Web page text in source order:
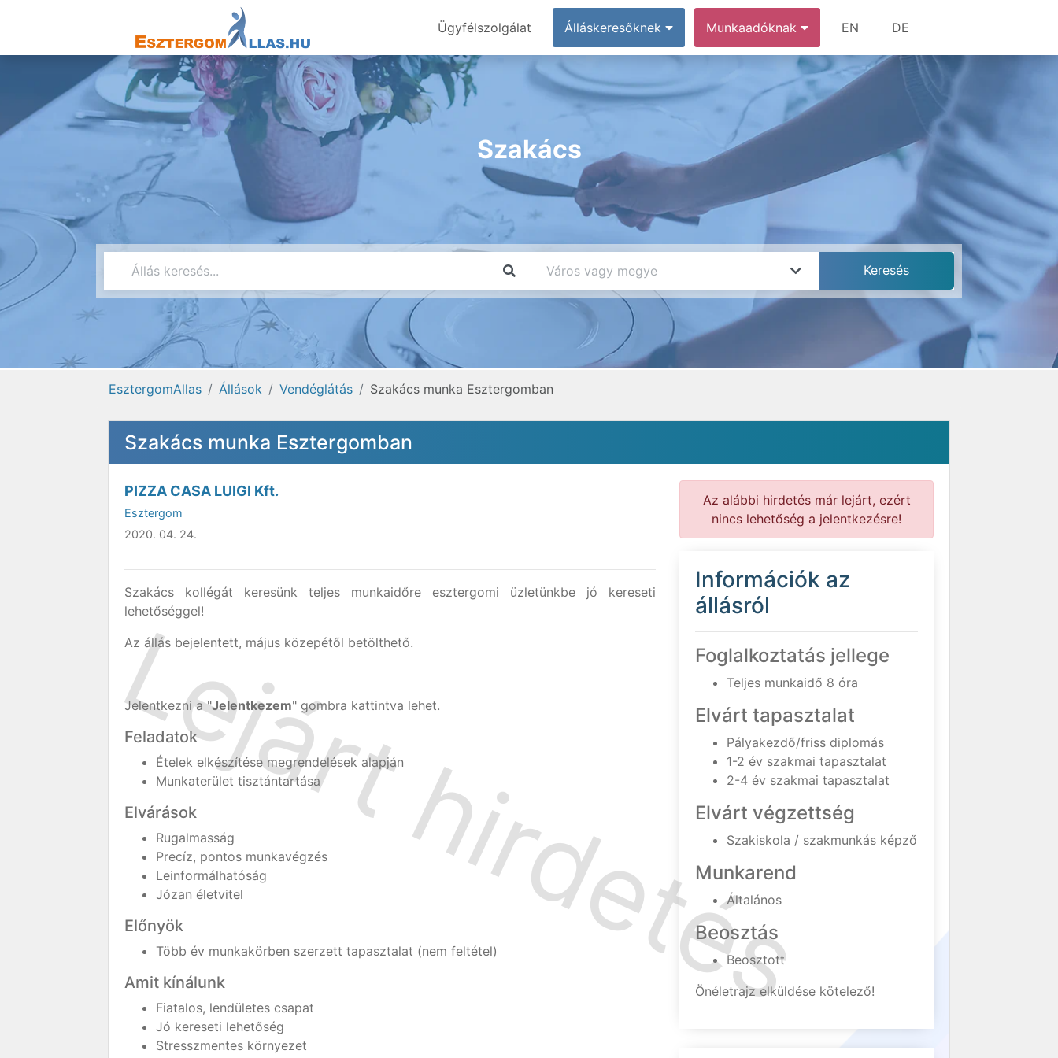
Ügyfélszolgálat Álláskeresőknek Munkaadóknak EN DE
Szakács
EsztergomAllas Állások Vendéglátás Szakács munka Esztergomban
Szakács munka Esztergomban
PIZZA CASA LUIGI Kft.
Esztergom
2020. 04. 24.
Szakács kollégát keresünk teljes munkaidőre esztergomi üzletünkbe jó kereseti
lehetőséggel!
Az állás bejelentett, május közepétől betölthető.
Jelentkezni a "Jelentkezem" gombra kattintva lehet.
Feladatok
Ételek elkészítése megrendelések alapján
Munkaterület tisztántartása
Elvárások
Rugalmasság
Precíz, pontos munkavégzés
Leinformálhatóság
Józan életvitel
Előnyök
Több év munkakörben szerzett tapasztalat (nem feltétel)
Amit kínálunk
Fiatalos, lendületes csapat
Jó kereseti lehetőség
Stresszmentes környezet
Az alábbi hirdetés már lejárt, ezért
nincs lehetőség a jelentkezésre!
Információk az
állásról
Foglalkoztatás jellege
Teljes munkaidő 8 óra
Elvárt tapasztalat
Pályakezdő/friss diplomás
1-2 év szakmai tapasztalat
2-4 év szakmai tapasztalat
Elvárt végzettség
Szakiskola / szakmunkás képző
Munkarend
Általános
Beosztás
Beosztott
Önéletrajz elküldése kötelező!